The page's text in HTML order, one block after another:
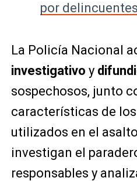
por delincuentes
La Policía Nacional
investigativo y
sospechosos, junto
características de
utilizados en el
investigan el
responsables y